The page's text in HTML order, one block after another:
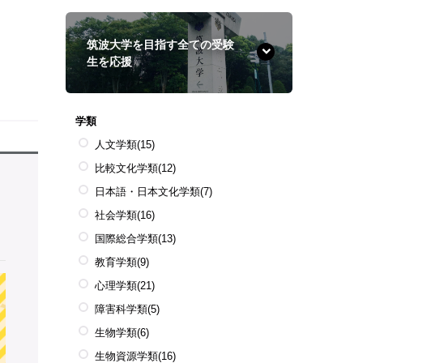
筑波大学を目指す全ての受験
生を応援
学類
人文学類(15)
比較文化学類(12)
日本語・日本文化学類(7)
社会学類(16)
国際総合学類(13)
教育学類(9)
心理学類(21)
障害科学類(5)
生物学類(6)
生物資源学類(16)